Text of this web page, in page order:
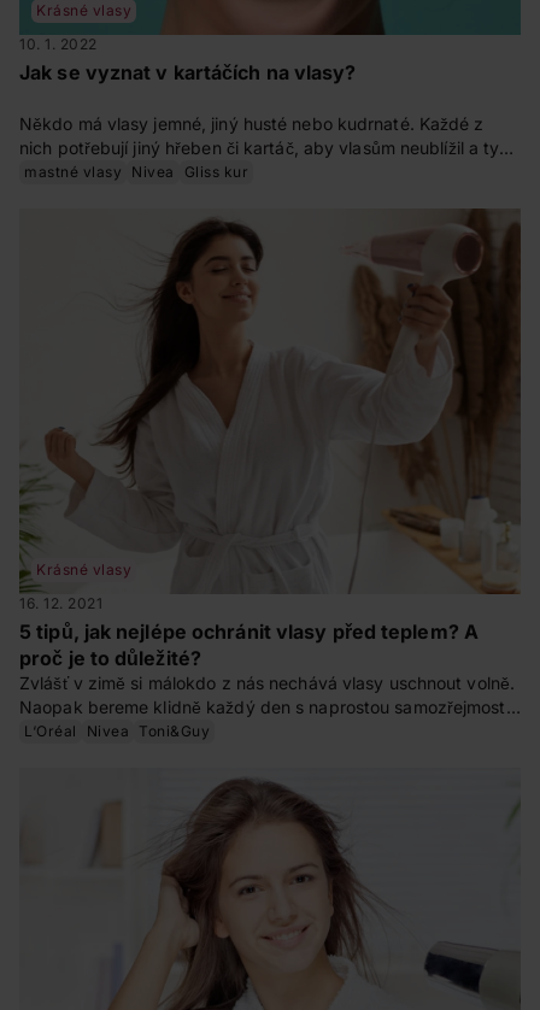
Krásné vlasy
10. 1. 2022
Jak se vyznat v kartáčích na vlasy?
Někdo má vlasy jemné, jiný husté nebo kudrnaté. Každé z
nich potřebují jiný hřeben či kartáč, aby vlasům neublížil a ty
měly co nejlepší kvalitu a také krásně vypadaly. Jak se tedy v
mastné vlasy Nivea Gliss kur
Krásné vlasy
16. 12. 2021
5 tipů, jak nejlépe ochránit vlasy před teplem? A
proč je to důležité?
Zvlášť v zimě si málokdo z nás nechává vlasy uschnout volně.
Naopak bereme klidně každý den s naprostou samozřejmostí
do ruky fén a často i žehličku, když chceme vykouzlit nějaký
L‘Oréal Nivea Toni&Guy